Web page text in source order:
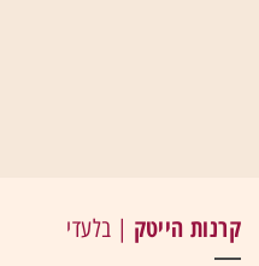
קרנות הייטק | בלעדי